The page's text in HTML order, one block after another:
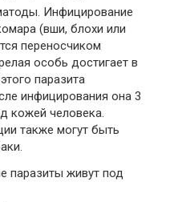
Инфицирование
(вши, блохи или
переносчиком
особь достигает в
паразита
инфицирования она 3
кожей человека.
также могут быть
паразиты живут под